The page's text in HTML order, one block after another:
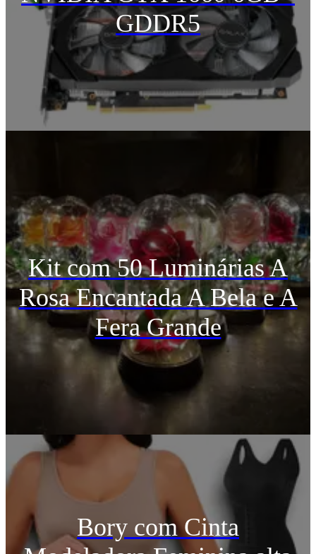
GDDR5
Kit com 50 Luminárias A
Rosa Encantada A Bela e A
Fera Grande
Bory com Cinta